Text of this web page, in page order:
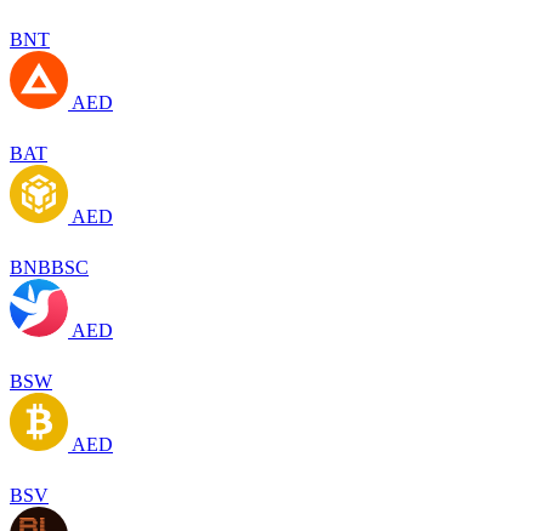
BNT
AED
BAT
AED
BNBBSC
AED
BSW
AED
BSV